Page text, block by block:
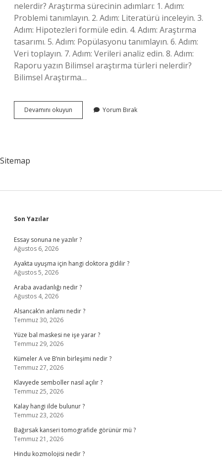
nelerdir? Araştırma sürecinin adımları: 1. Adım:
Problemi tanımlayın. 2. Adım: Literatürü inceleyin. 3.
Adım: Hipotezleri formüle edin. 4. Adım: Araştırma
tasarımı. 5. Adım: Popülasyonu tanımlayın. 6. Adım:
Veri toplayın. 7. Adım: Verileri analiz edin. 8. Adım:
Raporu yazın Bilimsel araştırma türleri nelerdir?
Bilimsel Araştırma…
Devamını okuyun
Araştırma
Yorum Bırak
Sitemap
Sidebar
Son Yazılar
Essay sonuna ne yazılır ?
Ağustos 6, 2026
Ayakta uyuşma için hangi doktora gidilir ?
Ağustos 5, 2026
Araba avadanlığı nedir ?
Ağustos 4, 2026
Alsancak’ın anlamı nedir ?
Temmuz 30, 2026
Yüze bal maskesi ne işe yarar ?
Temmuz 29, 2026
Kümeler A ve B’nin birleşimi nedir ?
Temmuz 27, 2026
Klavyede semboller nasıl açılır ?
Temmuz 25, 2026
Kalay hangi ilde bulunur ?
Temmuz 23, 2026
Bağırsak kanseri tomografide görünür mü ?
Temmuz 21, 2026
Hindu kozmolojisi nedir ?